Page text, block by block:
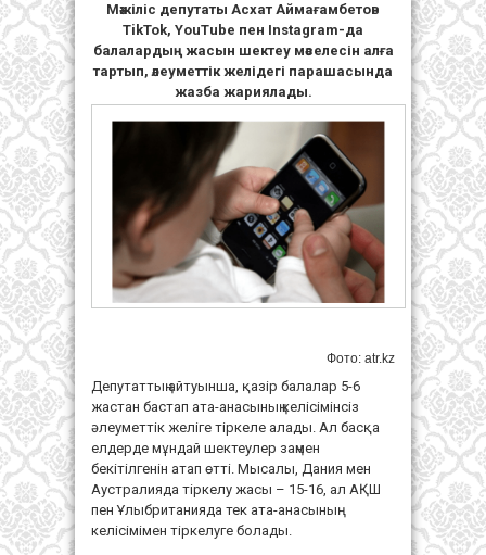
TikTok
пен
Instagram-
кіру
жасын
шектеу
керек
пе?
Мәжіліс депутаты Асхат Аймағамбетов
TikTok, YouTube пен Instagram-да
балалардың жасын шектеу мәселесін алға
тартып, әлеуметтік желідегі парашасында
жазба жариялады.
Фото: atr.kz
Депутаттың айтуынша, қазір балалар 5-6
жастан бастап ата-анасының келісімінсіз
әлеуметтік желіге тіркеле алады. Ал басқа
елдерде мұндай шектеулер заңмен
бекітілгенін атап өтті. Мысалы, Дания мен
Аустралияда тіркелу жасы – 15-16, ал АҚШ
пен Ұлыбританияда тек ата-анасының
келісімімен тіркелуге болады.